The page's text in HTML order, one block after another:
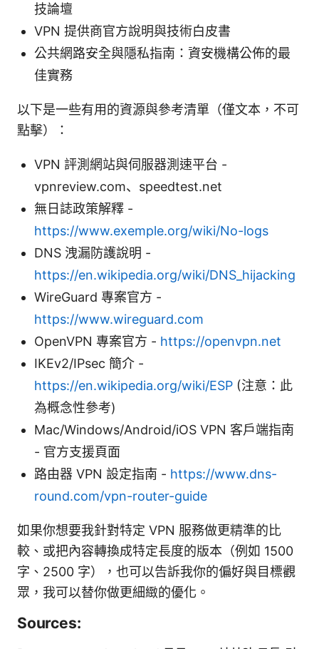
技論壇
VPN 提供商官方說明與技術白皮書
公共網路安全與隱私指南：資安機構公佈的最
佳實務
以下是一些有用的資源與參考清單（僅文本，不可
點擊）：
VPN 評測網站與伺服器測速平台 -
vpnreview.com、speedtest.net
無日誌政策解釋 -
https://www.exemple.org/wiki/No-logs
DNS 洩漏防護說明 -
https://en.wikipedia.org/wiki/DNS_hijacking
WireGuard 專案官方 -
https://www.wireguard.com
OpenVPN 專案官方 - https://openvpn.net
IKEv2/IPsec 簡介 -
https://en.wikipedia.org/wiki/ESP (注意：此
為概念性參考)
Mac/Windows/Android/iOS VPN 客戶端指南
- 官方支援頁面
路由器 VPN 設定指南 - https://www.dns-
round.com/vpn-router-guide
如果你想要我針對特定 VPN 服務做更精準的比
較、或把內容轉換成特定長度的版本（例如 1500
字、2500 字），也可以告訴我你的偏好與目標觀
眾，我可以替你做更細緻的優化。
Sources: